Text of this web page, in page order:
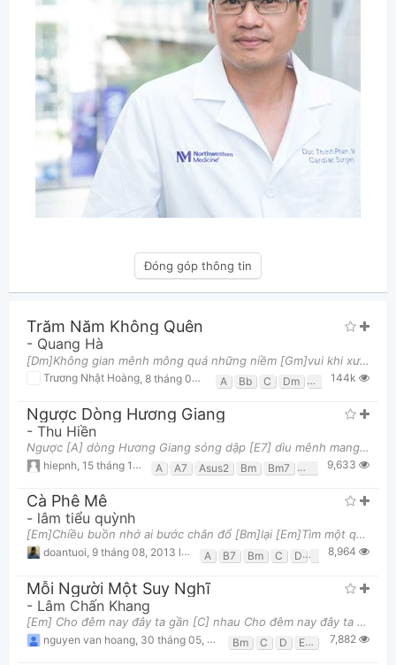
Đóng góp thông tin
Trăm Năm Không Quên
- Quang Hà
[Dm]Không gian mênh mông quá những niềm [Gm]vui khi xưa vẫn đây [C] Sao mi hoen cay bóng dáng người
Trương Nhật Hoàng 8 tháng 08, 2013 lúc 03:54pm A Bb C Dm F Gm
144k
Ngược Dòng Hương Giang
- Thu Hiền
Ngược [A] dòng Hương Giang sóng dập [E7] dìu mênh mang Con thuyền nhỏ [E] trăng vàng tỏ mái chèo khu
hiepnh 15 tháng 10, 2014 lúc 04:27pm A A7 Asus2 Bm Bm7 C#m D D7
9,633
Cà Phê Mê
- lâm tiểu quỳnh
[Em]Chiều buồn nhớ ai bước chân đổ [Bm]lại [Em]Tìm một quán đông cho lòng nguôi [A]ngoai [Em]Nh
doantuoi, 9 tháng 08, 2013 lúc 02:55pm A B7 Bm C D Em G
8,964
Mỗi Người Một Suy Nghĩ
- Lâm Chấn Khang
[Em] Cho đêm nay đây ta gần [C] nhau Cho đêm nay đây ta bên [D] nhau Trong đêm nay nụ hôn [G] buồ
nguyen van hoang 30 tháng 05, 2017 lúc 02:54pm Bm C D Em G
7,882